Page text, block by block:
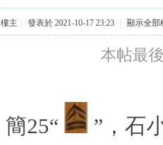
樓主 發表於 2021-10-17 23:23 顯示全部
本帖最
簡25“
”，石